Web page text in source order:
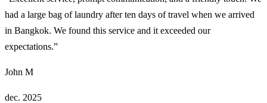
had a large bag of laundry after ten days of travel when we arrived
in Bangkok. We found this service and it exceeded our
expectations.”
John M
dec. 2025